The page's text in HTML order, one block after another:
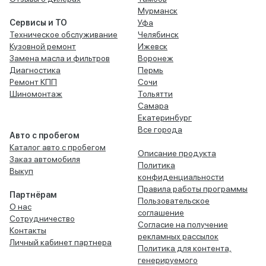
самом разном покрытии, в том
числе и на бездорожье. На
трассе идет мягко и
комфортно. Конкретно в моей
машине установлен
проверенный бензиновый
мотор объемом 2 литра и
мощностью 180 л. с, с коробкой
робот DQ500 зарекомендовала
себя с самой хорошей стороны,
уровень комплектации вполне
меня устраивает. Хочу сказать,
что это очень быстрая машина,
которая может на трассе
обгонять всех тихоходов.
на СТО. Муж Муж
новый, а я даже
машина не
хлопот, за 9
вполне
характеристики,
говорят, от
ищут.
Сервисы и ТО
Техническое обслуживание
Кузовной ремонт
Замена масла и фильтров
Диагностика
Ремонт КПП
Шиномонтаж
Авто с пробегом
Каталог авто с пробегом
Заказ автомобиля
Выкуп
Партнёрам
О нас
Сотрудничество
Контакты
Личный кабинет партнера
Мурманск
Уфа
Челябинск
Ижевск
Воронеж
Пермь
Сочи
Тольятти
Самара
Екатеринбург
Все города
Описание продукта
Политика
конфиденциальности
Правила работы программы
Пользовательское
соглашение
Согласие на получение
рекламных рассылок
Политика для контента,
генерируемого